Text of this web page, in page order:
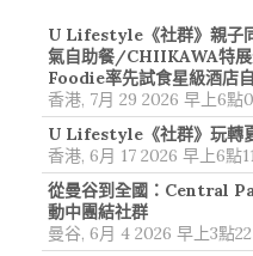
U Lifestyle《社群》親子
氣自助餐/CHIIKAWA特
Foodie率先試食星級酒店
香港, 7月 29 2026 早上6點
U Lifestyle《社群》玩轉
香港, 6月 17 2026 早上6點
從曼谷到全國：Central
動中團結社群
曼谷, 6月 4 2026 早上3點22